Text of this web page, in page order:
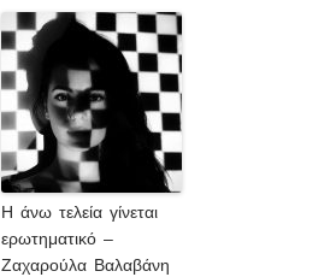
Η άνω τελεία γίνεται
ερωτηματικό –
Ζαχαρούλα Βαλαβάνη